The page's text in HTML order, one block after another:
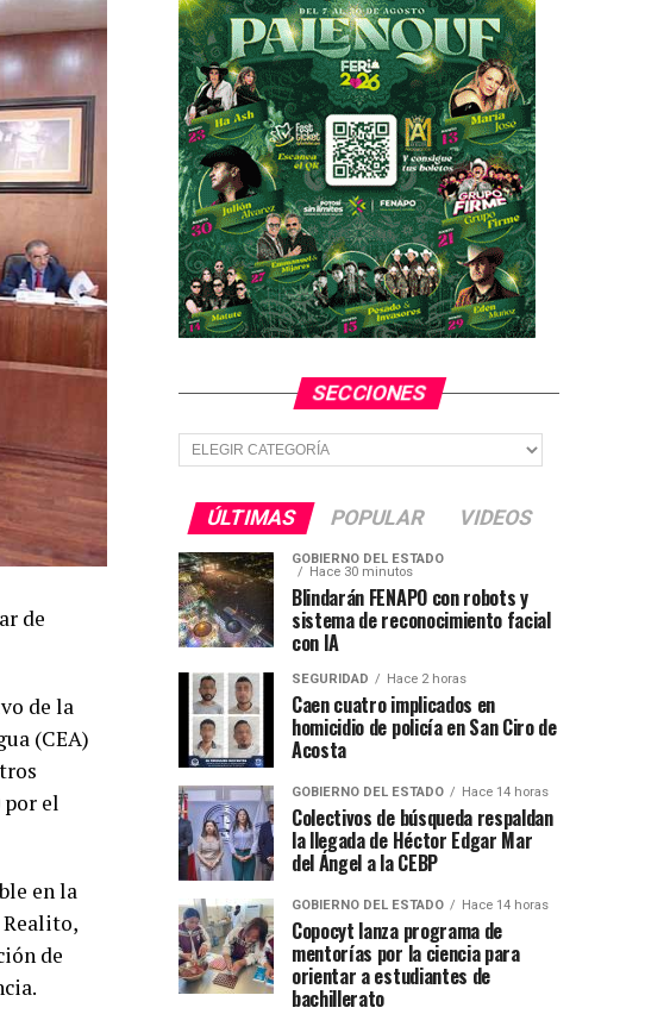
de
de la
(CEA)
el
en la
Realito,
de
SECCIONES
Secciones
ÚLTIMAS POPULAR VIDEOS
GOBIERNO DEL ESTADO
Hace 30 minutos
Blindarán FENAPO con robots y
sistema de reconocimiento facial
con IA
SEGURIDAD Hace 2 horas
Caen cuatro implicados en
homicidio de policía en San Ciro de
Acosta
GOBIERNO DEL ESTADO Hace 14 horas
Colectivos de búsqueda respaldan
la llegada de Héctor Edgar Mar
del Ángel a la CEBP
GOBIERNO DEL ESTADO Hace 14 horas
Copocyt lanza programa de
mentorías por la ciencia para
orientar a estudiantes de
bachillerato